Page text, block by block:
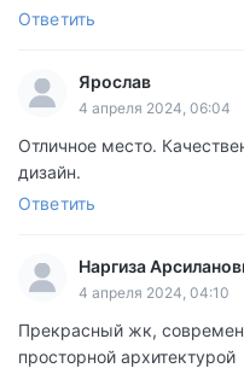
Ответить
Ярослав
4 апреля 2024, 06:04
Отличное место.
дизайн.
Ответить
Наргиза
4 апреля 2024, 04:10
Прекрасный жк,
просторной архитектурой